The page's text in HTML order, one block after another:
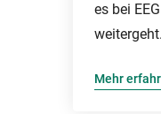
es bei
weitergeht.
Mehr